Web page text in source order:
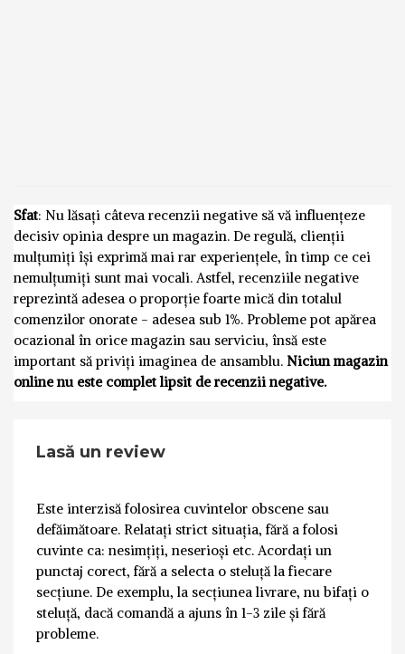
Sfat: Nu lăsați câteva recenzii negative să vă influențeze
decisiv opinia despre un magazin. De regulă, clienții
mulțumiți își exprimă mai rar experiențele, în timp ce cei
nemulțumiți sunt mai vocali. Astfel, recenziile negative
reprezintă adesea o proporție foarte mică din totalul
comenzilor onorate - adesea sub 1%. Probleme pot apărea
ocazional în orice magazin sau serviciu, însă este
important să priviți imaginea de ansamblu. Niciun magazin
online nu este complet lipsit de recenzii negative.
Lasă un review
Este interzisă folosirea cuvintelor obscene sau
defăimătoare. Relatați strict situația, fără a folosi
cuvinte ca: nesimțiți, neserioși etc. Acordați un
punctaj corect, fără a selecta o steluță la fiecare
secțiune. De exemplu, la secțiunea livrare, nu bifați o
steluță, dacă comandă a ajuns în 1-3 zile și fără
probleme.